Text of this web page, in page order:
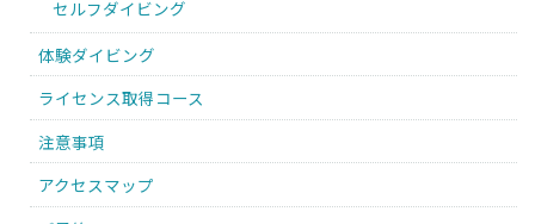
セルフダイビング
体験ダイビング
ライセンス取得コース
注意事項
アクセスマップ